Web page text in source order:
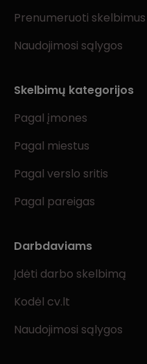
Prenumeruoti skelbimus
Naudojimosi sąlygos
Skelbimų kategorijos
Pagal įmones
Pagal miestus
Pagal verslo sritis
Pagal pareigas
Darbdaviams
Įdėti darbo skelbimą
Kodėl cv.lt
Naudojimosi sąlygos